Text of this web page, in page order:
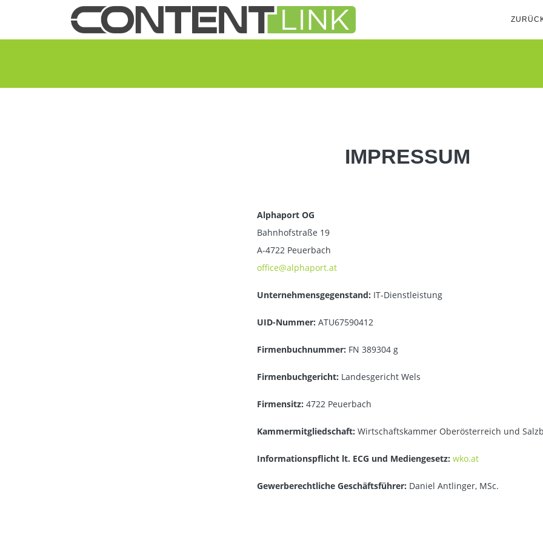
Text
IMPRESSUM
Alphaport OG
Bahnhofstraße 19
A-4722 Peuerbach
office@alphaport.at
Unternehmensgegenstand: IT-Dienstleistung
UID-Nummer: ATU67590412
Firmenbuchnummer: FN 389304 g
Firmenbuchgericht: Landesgericht Wels
Firmensitz: 4722 Peuerbach
Kammermitgliedschaft: Wirtschaftskammer Oberösterreich und
Informationspflicht lt. ECG und Mediengesetz: wko.at
Gewerberechtliche Geschäftsführer: Daniel Antlinger, MSc.